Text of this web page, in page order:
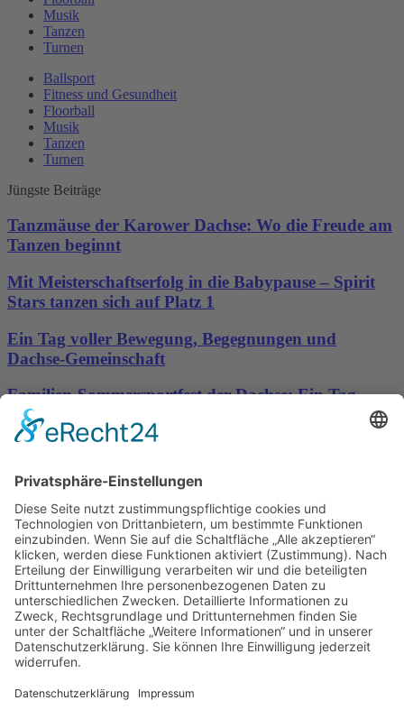
Musik
Tanzen
Turnen
Ballsport
Fitness und Gesundheit
Floorball
Musik
Tanzen
Turnen
Jüngste Beiträge
Tanzmäuse der Karower Dachse: Wo die Freude am
Tanzen beginnt
Mit Meisterschaftserfolg in die Babypause – Spirit
Stars tanzen sich auf Platz 1
Ein Tag voller Bewegung, Begegnungen und
Dachse-Gemeinschaft
Familien-Sommersportfest der Dachse: Ein Tag
voller Bewegung, Spaß und Gemeinschaft
Technischer Administrator: Silvio Osowsky
Tage
Stunden
Minuten
Sekunden
Wir freuen uns auf einen tollen
sportlichen Familientag mit Allen
Mitgliedern